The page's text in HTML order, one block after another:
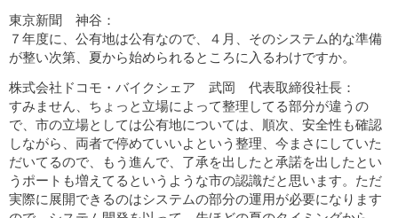
東京新聞 神谷：
７年度に、公有地は公有なので、４月、そのシステム的な準備
が整い次第、夏から始められるところに入るわけですか。
株式会社ドコモ・バイクシェア 武岡 代表取締役社長：
すみません、ちょっと立場によって整理してる部分が違うの
で、市の立場としては公有地については、順次、安全性も確認
しながら、両者で停めていいよという整理、今まさにしていた
だいてるので、もう進んで、了承を出したと承諾を出したとい
うポートも増えてるというような市の認識だと思います。ただ
実際に展開できるのはシステムの部分の運用が必要になります